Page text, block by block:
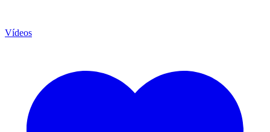
Vídeos